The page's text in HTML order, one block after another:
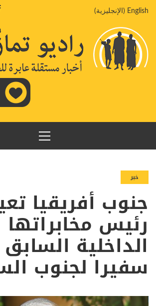
إلىEnglish
( الإنجليزية)
القائمة
الرئيسية
خبر
جنوب أفريقيا
رئيس مخابراتها
الداخلية السابق
سفيرا لجنوب